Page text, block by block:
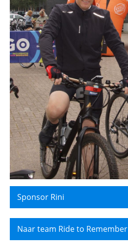
Sponsor Rini
Naar team Ride to Remember